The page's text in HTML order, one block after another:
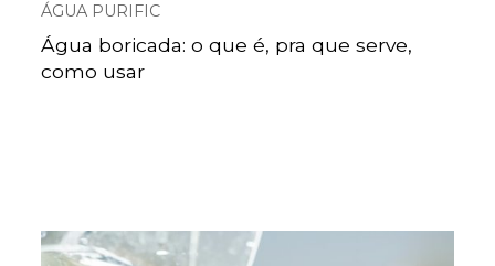
ÁGUA PURIFIC
Água boricada: o que é, pra que serve,
como usar